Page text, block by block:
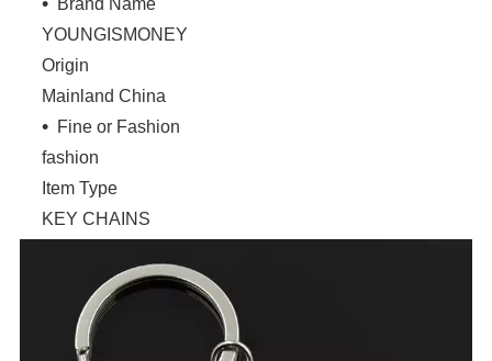
YOUNGISMONEY
Origin
Mainland China
Fine or Fashion
fashion
Item Type
KEY CHAINS